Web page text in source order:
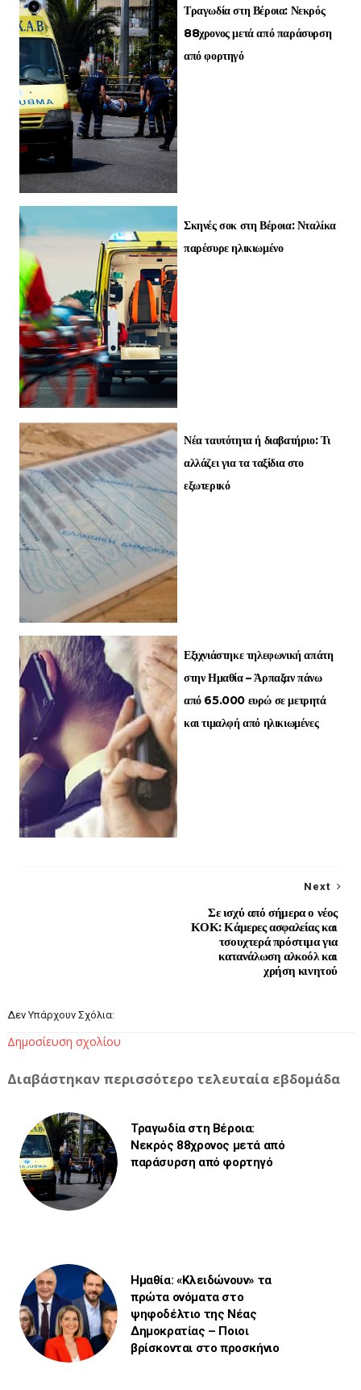
Τραγωδία στη Βέροια: Νεκρός
88χρονος μετά από παράσυρση
από φορτηγό
Σκηνές σοκ στη Βέροια: Νταλίκα
παρέσυρε ηλικιωμένο
Νέα ταυτότητα ή διαβατήριο: Τι
αλλάζει για τα ταξίδια στο
εξωτερικό
Εξιχνιάστηκε τηλεφωνική απάτη
στην Ημαθία – Άρπαξαν πάνω
από 65.000 ευρώ σε μετρητά
και τιμαλφή από ηλικιωμένες
Next
Σε ισχύ από σήμερα ο νέος
ΚΟΚ: Κάμερες ασφαλείας και
τσουχτερά πρόστιμα για
κατανάλωση αλκοόλ και
χρήση κινητού
Δεν Υπάρχουν Σχόλια:
Δημοσίευση σχολίου
Διαβάστηκαν περισσότερο τελευταία εβδομάδα
Τραγωδία στη Βέροια:
Νεκρός 88χρονος μετά από
παράσυρση από φορτηγό
Ημαθία: «Κλειδώνουν» τα
πρώτα ονόματα στο
ψηφοδέλτιο της Νέας
Δημοκρατίας – Ποιοι
βρίσκονται στο προσκήνιο